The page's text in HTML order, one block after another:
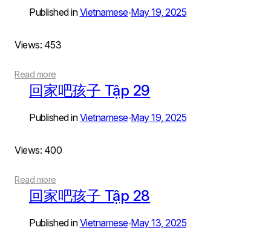
Published inVietnamese•May 19, 2025
Views: 453
Read more
回家吧孩子 Tập 29
Published inVietnamese•May 19, 2025
Views: 400
Read more
回家吧孩子 Tập 28
Published inVietnamese•May 13, 2025